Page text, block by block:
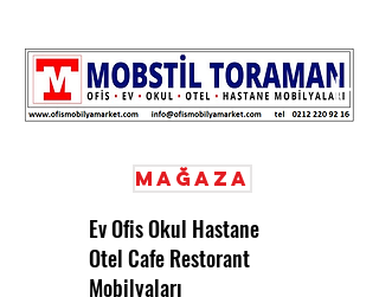
Mağaza
Ev Ofis Okul Hastane
Otel Cafe Restorant
Mobilyaları